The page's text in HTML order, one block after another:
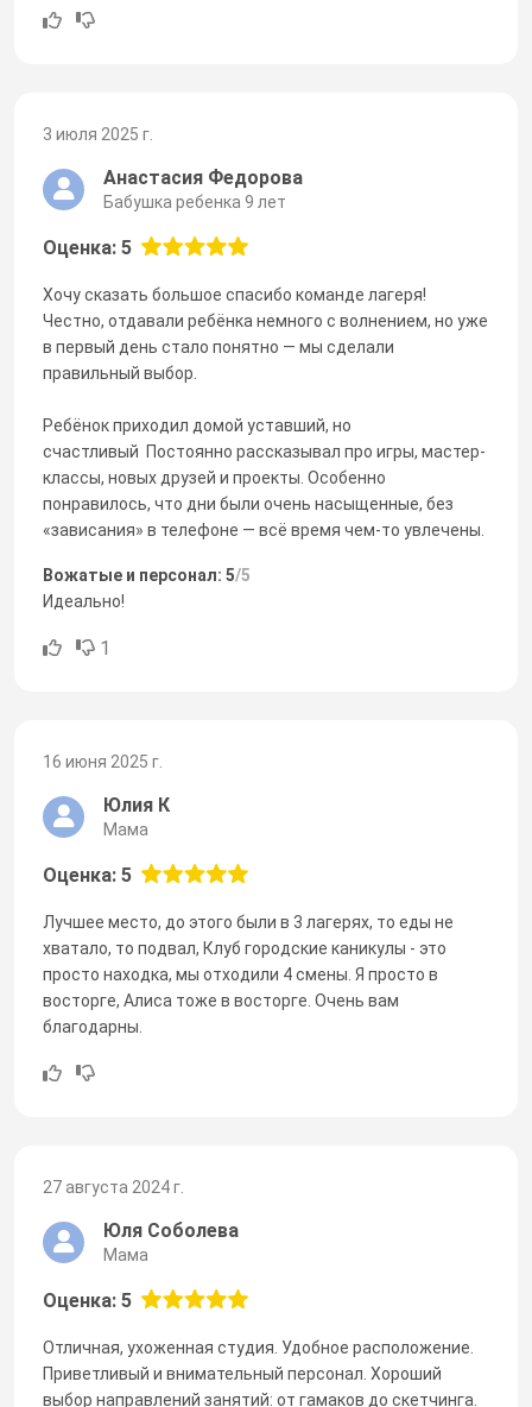
3 июля 2025 г.
Анастасия Федорова
Бабушка ребенка 9 лет
Оценка: 5
Хочу сказать большое спасибо команде лагеря!
Честно, отдавали ребёнка немного с волнением, но уже
в первый день стало понятно — мы сделали
правильный выбор.
Ребёнок приходил домой уставший, но
счастливый Постоянно рассказывал про игры, мастер-
классы, новых друзей и проекты. Особенно
понравилось, что дни были очень насыщенные, без
«зависания» в телефоне — всё время чем-то увлечены.
Вожатые и персонал: 5/5
Идеально!
1
16 июня 2025 г.
Юлия К
Мама
Оценка: 5
Лучшее место, до этого были в 3 лагерях, то еды не
хватало, то подвал, Клуб городские каникулы - это
просто находка, мы отходили 4 смены. Я просто в
восторге, Алиса тоже в восторге. Очень вам
благодарны.
27 августа 2024 г.
Юля Соболева
Мама
Оценка: 5
Отличная, ухоженная студия. Удобное расположение.
Приветливый и внимательный персонал. Хороший
выбор направлений занятий: от гамаков до скетчинга.